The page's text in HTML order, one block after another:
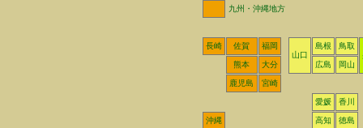
九州・沖縄地方
長崎 佐賀
福岡
山口
島根
鳥取
熊本
大分 広島 岡山
鹿児島 宮崎
愛媛 香川
沖縄 高知 徳島